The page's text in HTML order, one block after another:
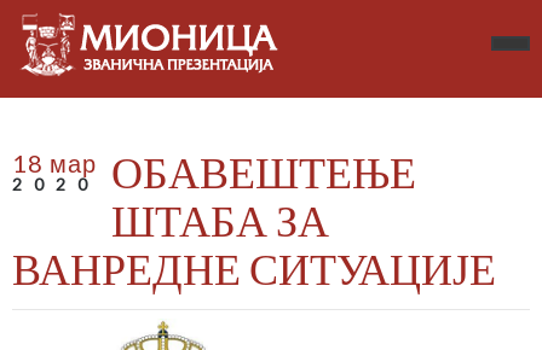
18 мар
2020
ОБАВЕШТЕЊЕ
ШТАБА ЗА
ВАНРЕДНЕ СИТУАЦИЈЕ